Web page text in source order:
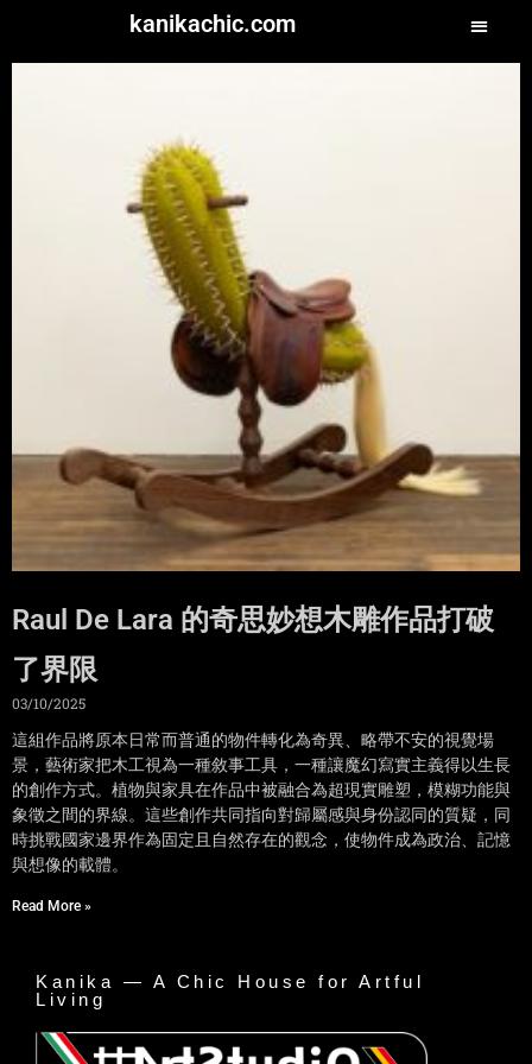
kanikachic.com
Raul De Lara 的奇思妙想木雕作品打破
了界限
03/10/2025
這組作品將原本日常而普通的物件轉化為奇異、略帶不安的視覺場
景，藝術家把木工視為一種敘事工具，一種讓魔幻寫實主義得以生長
的創作方式。植物與家具在作品中被融合為超現實雕塑，模糊功能與
象徵之間的界線。這些創作共同指向對歸屬感與身份認同的質疑，同
時挑戰國家邊界作為固定且自然存在的觀念，使物件成為政治、記憶
與想像的載體。
Read More »
Kanika — A Chic House for Artful
Living